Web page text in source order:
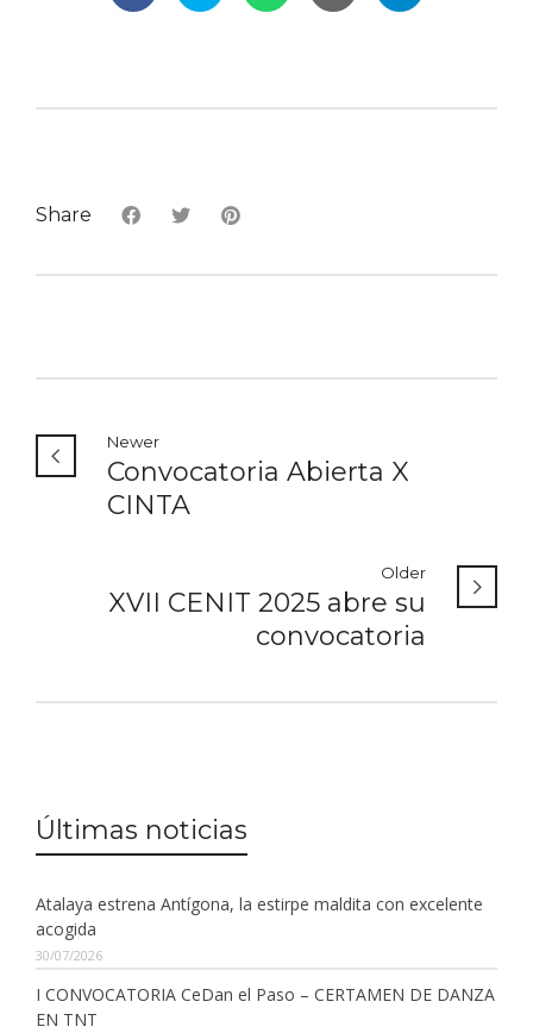
Share
Newer
Convocatoria Abierta X
CINTA
Older
XVII CENIT 2025 abre su
convocatoria
Últimas noticias
Atalaya estrena Antígona, la estirpe maldita con excelente
acogida
30/07/2026
I CONVOCATORIA CeDan el Paso – CERTAMEN DE DANZA
EN TNT